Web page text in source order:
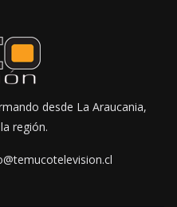
desde La Araucania,
región.